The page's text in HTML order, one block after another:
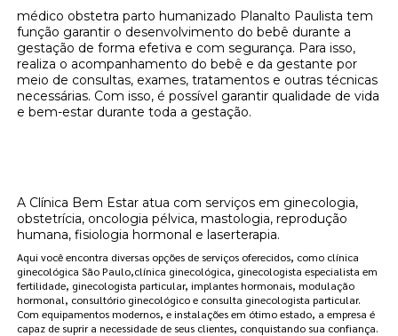
médico obstetra parto humanizado Planalto Paulista tem
função garantir o desenvolvimento do bebê durante a
gestação de forma efetiva e com segurança. Para isso,
realiza o acompanhamento do bebê e da gestante por
meio de consultas, exames, tratamentos e outras técnicas
necessárias. Com isso, é possível garantir qualidade de vida
e bem-estar durante toda a gestação.
A Clínica Bem Estar atua com serviços em ginecologia,
obstetrícia, oncologia pélvica, mastologia, reprodução
humana, fisiologia hormonal e laserterapia.
Aqui você encontra diversas opções de serviços oferecidos, como clínica
ginecológica São Paulo,clínica ginecológica, ginecologista especialista em
fertilidade, ginecologista particular, implantes hormonais, modulação
hormonal, consultório ginecológico e consulta ginecologista particular.
Com equipamentos modernos, e instalações em ótimo estado, a empresa é
capaz de suprir a necessidade de seus clientes, conquistando sua confiança.